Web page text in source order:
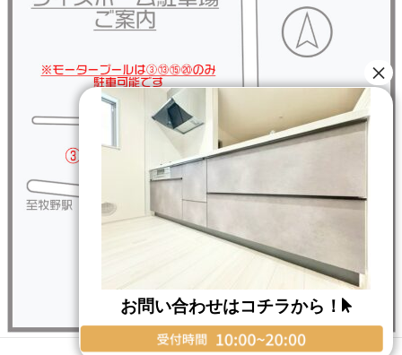
Copyright © RISE HOME All Rights Reserved.
お問い合わせはコチラから！